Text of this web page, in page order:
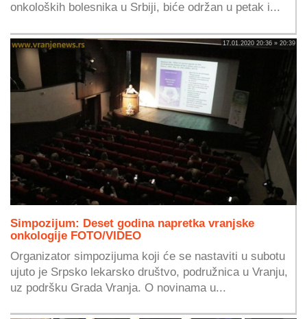
onkoloških bolesnika u Srbiji, biće održan u petak i...
17.01.2020 20:36 » 20:39
Simpozijum: Deset godina napretka vranjske
onkologije FOTO/VIDEO
Organizator simpozijuma koji će se nastaviti u subotu
ujuto je Srpsko lekarsko društvo, podružnica u Vranju,
uz podršku Grada Vranja. O novinama u...